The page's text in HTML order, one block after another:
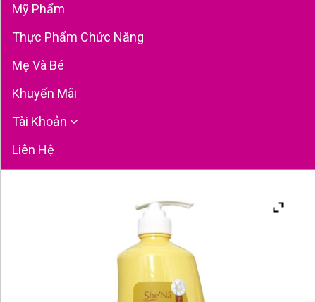
Mỹ Phẩm
Thực Phẩm Chức Năng
Mẹ Và Bé
Khuyến Mãi
Tài Khoản
Liên Hệ